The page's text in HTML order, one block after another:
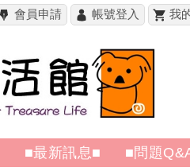
會員申請 帳號登入 我
■最新訊息■ ■問題